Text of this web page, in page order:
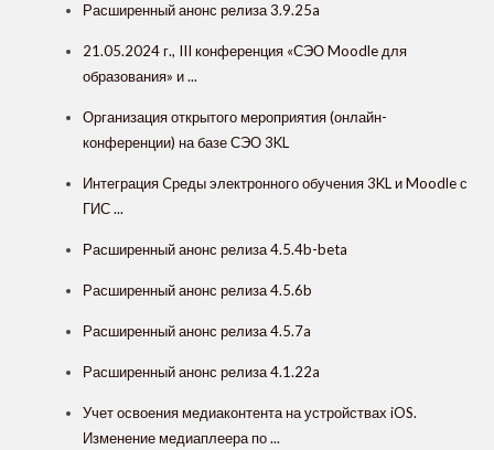
Расширенный анонс релиза 3.9.25a
21.05.2024 г., III конференция «СЭО Moodle для
образования» и ...
Организация открытого мероприятия (онлайн-
конференции) на базе СЭО 3KL
Интеграция Cреды электронного обучения 3KL и Moodle с
ГИС ...
Расширенный анонс релиза 4.5.4b-beta
Расширенный анонс релиза 4.5.6b
Расширенный анонс релиза 4.5.7a
Расширенный анонс релиза 4.1.22a
Учет освоения медиаконтента на устройствах iOS.
Изменение медиаплеера по ...